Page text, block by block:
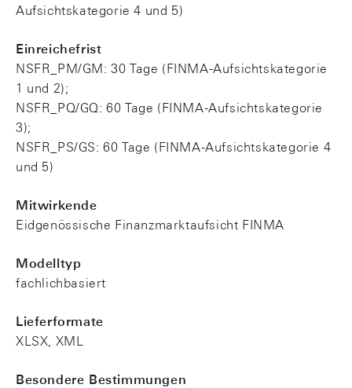
Aufsichtskategorie 4 und 5)
Einreichefrist
NSFR_PM/GM: 30 Tage (FINMA-Aufsichtskategorie
1 und 2);
NSFR_PQ/GQ: 60 Tage (FINMA-Aufsichtskategorie
3);
NSFR_PS/GS: 60 Tage (FINMA-Aufsichtskategorie 4
und 5)
Mitwirkende
Eidgenössische Finanzmarktaufsicht FINMA
Modelltyp
fachlichbasiert
Lieferformate
XLSX, XML
Besondere Bestimmungen